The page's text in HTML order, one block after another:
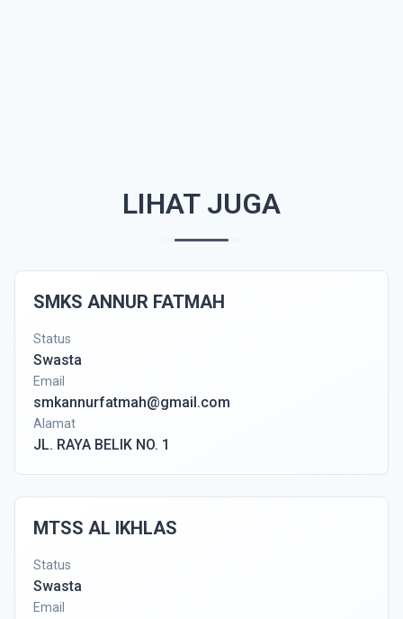
LIHAT JUGA
SMKS ANNUR FATMAH
Status
Swasta
Email
smkannurfatmah@gmail.com
Alamat
JL. RAYA BELIK NO. 1
MTSS AL IKHLAS
Status
Swasta
Email